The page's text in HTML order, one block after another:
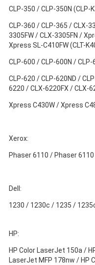
CLP-350 / CLP-350N (CLP-
CLP-360 / CLP-365 / CLX-
3305FW / CLX-3305FN /
Xpress SL-C410FW (CLT-
CLP-600 / CLP-600N /
CLP-620 / CLP-620ND /
6220 / CLX-6220FX / CLX-
Xpress C430W / Xpress
Xerox:
Phaser 6110 / Phaser
Dell:
1230 / 1230c / 1235 /
HP:
HP Color LaserJet 150a /
LaserJet MFP 178nw / HP